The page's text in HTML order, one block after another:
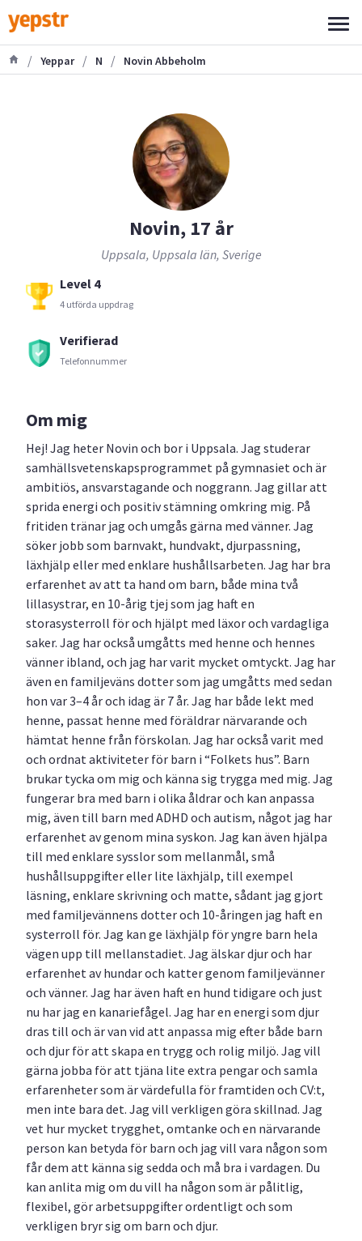
/ Yeppar / N / Novin Abbeholm
Novin, 17 år
Uppsala, Uppsala län, Sverige
Level 4
4 utförda uppdrag
Verifierad
Telefonnummer
Om mig
Hej! Jag heter Novin och bor i Uppsala. Jag studerar
samhällsvetenskapsprogrammet på gymnasiet och är
ambitiös, ansvarstagande och noggrann. Jag gillar att
sprida energi och positiv stämning omkring mig. På
fritiden tränar jag och umgås gärna med vänner. Jag
söker jobb som barnvakt, hundvakt, djurpassning,
läxhjälp eller med enklare hushållsarbeten. Jag har bra
erfarenhet av att ta hand om barn, både mina två
lillasystrar, en 10-årig tjej som jag haft en
storasysterroll för och hjälpt med läxor och vardagliga
saker. Jag har också umgåtts med henne och hennes
vänner ibland, och jag har varit mycket omtyckt. Jag har
även en familjeväns dotter som jag umgåtts med sedan
hon var 3–4 år och idag är 7 år. Jag har både lekt med
henne, passat henne med föräldrar närvarande och
hämtat henne från förskolan. Jag har också varit med
och ordnat aktiviteter för barn i “Folkets hus”. Barn
brukar tycka om mig och känna sig trygga med mig. Jag
fungerar bra med barn i olika åldrar och kan anpassa
mig, även till barn med ADHD och autism, något jag har
erfarenhet av genom mina syskon. Jag kan även hjälpa
till med enklare sysslor som mellanmål, små
hushållsuppgifter eller lite läxhjälp, till exempel
läsning, enklare skrivning och matte, sådant jag gjort
med familjevännens dotter och 10-åringen jag haft en
systerroll för. Jag kan ge läxhjälp för yngre barn hela
vägen upp till mellanstadiet. Jag älskar djur och har
erfarenhet av hundar och katter genom familjevänner
och vänner. Jag har även haft en hund tidigare och just
nu har jag en kanariefågel. Jag har en energi som djur
dras till och är van vid att anpassa mig efter både barn
och djur för att skapa en trygg och rolig miljö. Jag vill
gärna jobba för att tjäna lite extra pengar och samla
erfarenheter som är värdefulla för framtiden och CV:t,
men inte bara det. Jag vill verkligen göra skillnad. Jag
vet hur mycket trygghet, omtanke och en närvarande
person kan betyda för barn och jag vill vara någon som
får dem att känna sig sedda och må bra i vardagen. Du
kan anlita mig om du vill ha någon som är pålitlig,
flexibel, gör arbetsuppgifter ordentligt och som
verkligen bryr sig om barn och djur.